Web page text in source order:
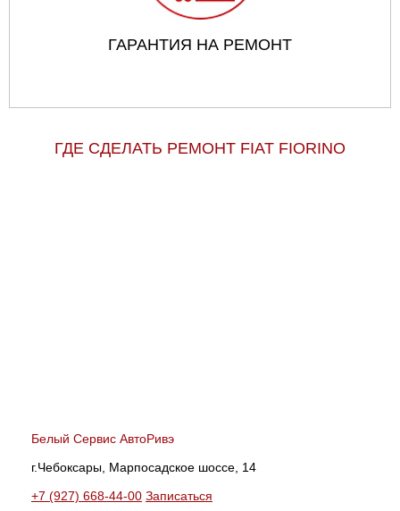
ГАРАНТИЯ НА РЕМОНТ
ГДЕ СДЕЛАТЬ РЕМОНТ FIAT FIORINO
Белый Сервис АвтоРивэ
г.Чебоксары, Марпосадское шоссе, 14
+7 (927) 668-44-00 Записаться